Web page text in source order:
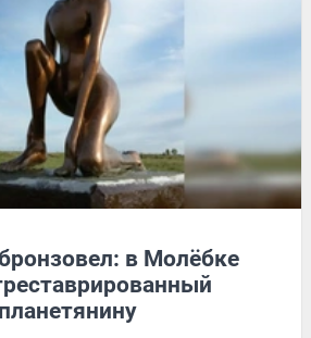
в Молёбке